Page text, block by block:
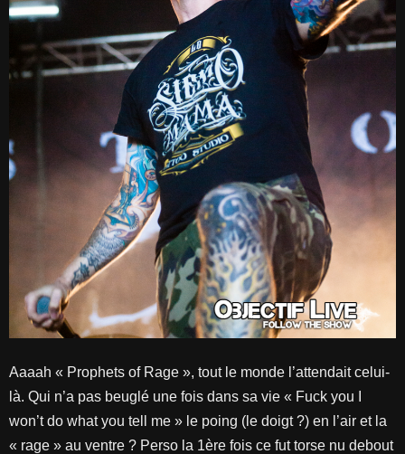
Aaaah « Prophets of Rage », tout le monde l’attendait celui-
là. Qui n’a pas beuglé une fois dans sa vie « Fuck you I
won’t do what you tell me » le poing (le doigt ?) en l’air et la
« rage » au ventre ? Perso la 1ère fois ce fut torse nu debout